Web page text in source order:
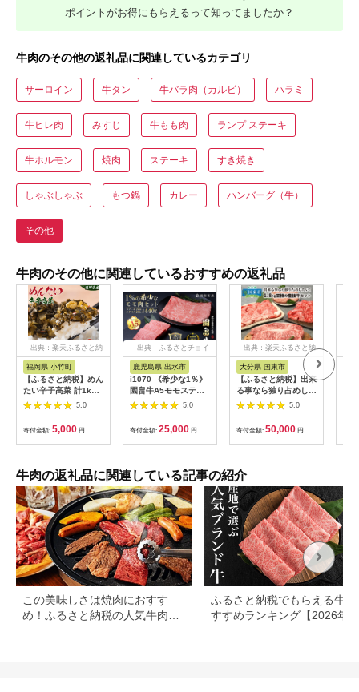
ポイントがお得にもらえるって知ってましたか？
牛肉のその他の返礼品に関連しているカテゴリ
サーロイン 牛タン 牛バラ肉（カルビ） ハラミ
牛ヒレ肉 みすじ 牛もも肉 ランプ ステーキ
牛ホルモン 焼肉 ステーキ すき焼き
しゃぶしゃぶ もつ鍋 カレー ハンバーグ（牛）
その他
牛肉のその他に関連しているおすすめの返礼品
出典：楽天ふるさと納
税
福岡県 小竹町
【ふるさと納税】めん
たい辛子高菜 計1kg
(200g×5p)《30日以内
に出荷予定(土日祝除
く)》 福岡県 小竹町
送料無料 辛子 明太子
めんたいこ 高菜 おか
5.0
寄付金額: 5,000 円
出典：ふるさとチョイ
ス
鹿児島県 出水市
i1070 《希少な1％》
園畠牛A5モモステー
キ 3枚・240g＆モモ
スライス 200g セット
(計440g) 鹿児島県出
水市 黒毛和牛 牛 牛肉
ステーキ スライス モ
国産 九州産 A5 A5等
級 ブランド牛 冷凍 プ
レゼント ブランド牛
園畠牛 【園畠畜産】
5.0
寄付金額: 25,000 円
出典：楽天ふるさと納
大分県 国東市
【ふるさと納税】出来
る事なら独り占めした
い！1.8kg至極の豊後
5.0
寄付金額: 50,000 円
牛肉の返礼品に関連している記事の紹介
この美味しさは焼肉におすす
め！ふるさと納税の人気牛肉還
ふるさと納税でもらえる牛肉
すすめランキング【2026年